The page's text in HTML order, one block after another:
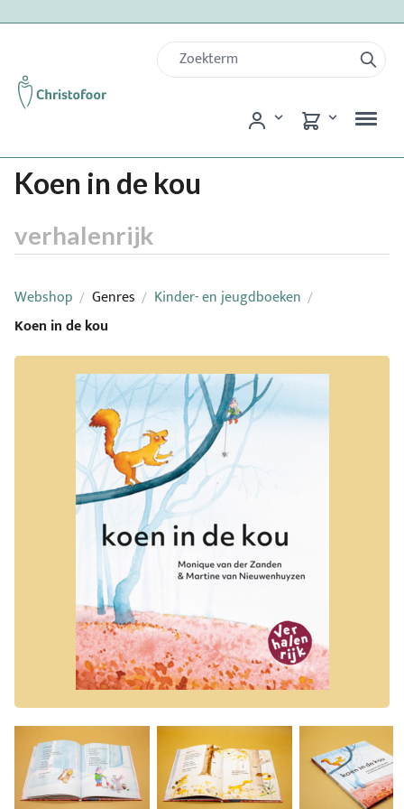
Koen in de kou
verhalenrijk
Webshop / Genres / Kinder- en jeugdboeken /
Koen in de kou